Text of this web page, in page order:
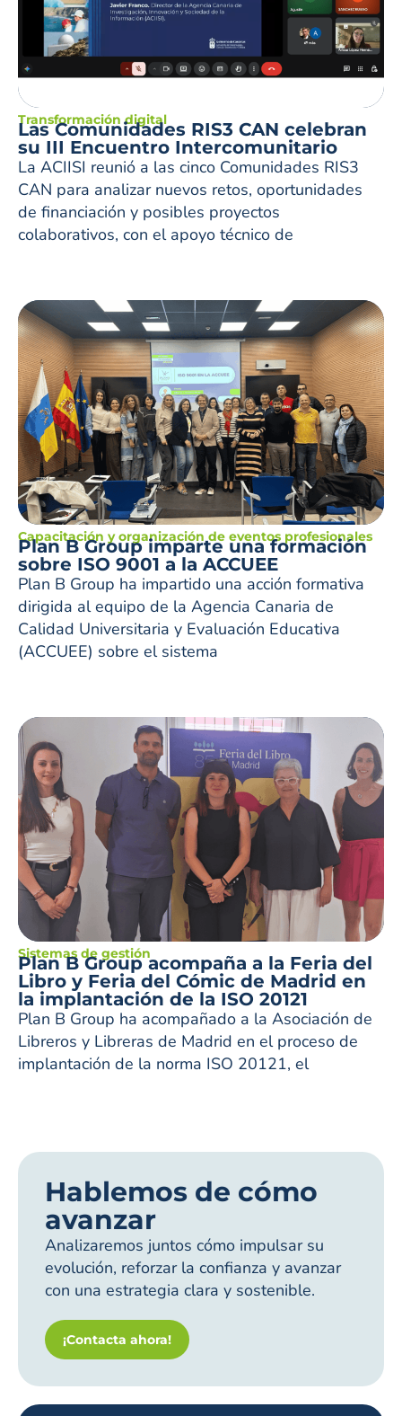
Transformación digital
Las Comunidades RIS3 CAN celebran
su III Encuentro Intercomunitario
La ACIISI reunió a las cinco Comunidades RIS3
CAN para analizar nuevos retos, oportunidades
de financiación y posibles proyectos
colaborativos, con el apoyo técnico de
Capacitación y organización de eventos profesionales
Plan B Group imparte una formación
sobre ISO 9001 a la ACCUEE
Plan B Group ha impartido una acción formativa
dirigida al equipo de la Agencia Canaria de
Calidad Universitaria y Evaluación Educativa
(ACCUEE) sobre el sistema
Sistemas de gestión
Plan B Group acompaña a la Feria del
Libro y Feria del Cómic de Madrid en
la implantación de la ISO 20121
Plan B Group ha acompañado a la Asociación de
Libreros y Libreras de Madrid en el proceso de
implantación de la norma ISO 20121, el
Hablemos de cómo
avanzar
Analizaremos juntos cómo impulsar su
evolución, reforzar la confianza y avanzar
con una estrategia clara y sostenible.
¡Contacta ahora!